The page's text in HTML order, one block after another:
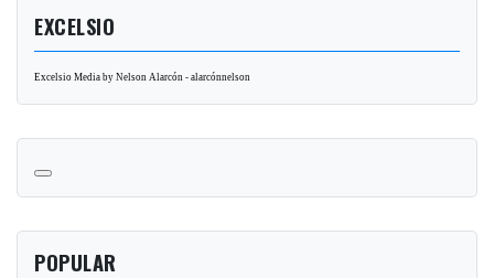
EXCELSIO
Excelsio Media by Nelson Alarcón - alarcónnelson
POPULAR